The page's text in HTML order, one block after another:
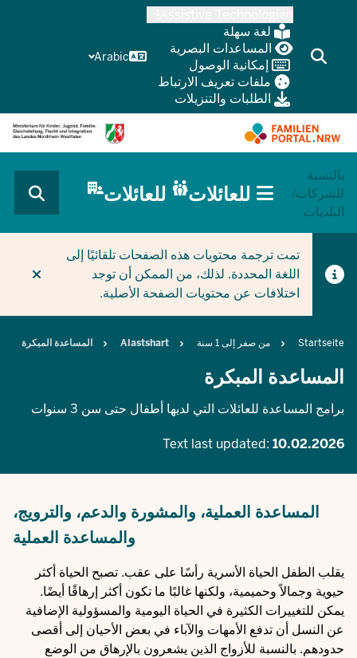
content
لغة سهلة
المساعدات البصرية
إمكانية الوصول
ملفات تعريف الارتباط
الطلبات والتنزيلات
Arabic
بالنسبة
للشركات/
البلديات
CURRENT SECTION للعائلات
HAUPTNAVIGATION
(BÜRGERBEREICH
للعائلات للعائلات
تمت ترجمة محتويات هذه الصفحات تلقائيًا إلى
اللغة المحددة. لذلك، من الممكن أن توجد
اختلافات عن محتويات الصفحة الأصلية.
Breadcrumb
Startseite من صفر إلى 1 سنة Alastshart المساعدة المبكرة
المساعدة المبكرة
برامج المساعدة للعائلات التي لديها أطفال حتى سن 3 سنوات
Text last updated: 10.02.2026
المساعدة العملية، والمشورة والدعم، والترويج،
والمساعدة العملية
يقلب الطفل الحياة الأسرية رأسًا على عقب. تصبح الحياة أكثر
حيوية وجمالاً وحميمية، ولكنها غالبًا ما تكون أكثر إرهاقًا أيضًا.
يمكن للتغييرات الكثيرة في الحياة اليومية والمسؤولية الإضافية
عن النسل أن تدفع الأمهات والآباء في بعض الأحيان إلى أقصى
حدودهم. بالنسبة للأزواج الذين يشعرون بالإرهاق من الوضع